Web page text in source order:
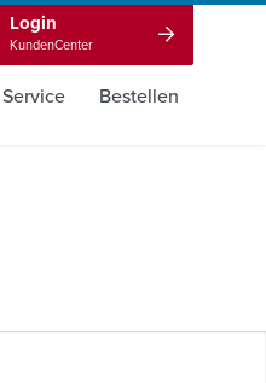
Login
KundenCenter
Service Bestellen